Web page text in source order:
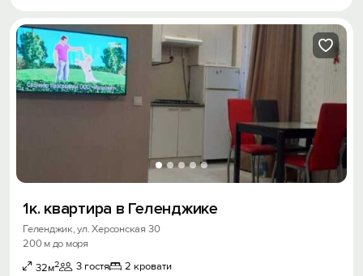
1к. квартира в Геленджике
Геленджик, ул. Херсонская 30
200 м до моря
32м2 3 гостя 2 кровати